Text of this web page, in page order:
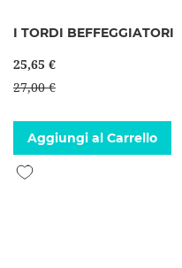
I TORDI BEFFEGGIATORI
25,65 €
27,00 €
Aggiungi al Carrello
Aggiungi alla lista desideri